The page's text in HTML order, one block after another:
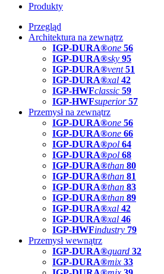
Produkty
Przegląd
Architektura na zewnątrz
IGP-DURA®one 56
IGP-DURA®sky 95
IGP-DURA®vent 51
IGP-DURA®xal 42
IGP-HWFclassic 59
IGP-HWFsuperior 57
Przemysł na zewnątrz
IGP-DURA®one 56
IGP-DURA®one 66
IGP-DURA®pol 64
IGP-DURA®pol 68
IGP-DURA®than 80
IGP-DURA®than 81
IGP-DURA®than 83
IGP-DURA®than 89
IGP-DURA®xal 42
IGP-DURA®xal 46
IGP-HWFindustry 79
Przemysł wewnątrz
IGP-DURA®guard 32
IGP-DURA®mix 33